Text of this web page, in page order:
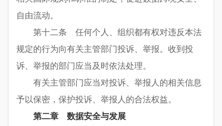
自由流动。
第十二条 任何个人、组织都有权对违反本法
规定的行为向有关主管部门投诉、举报。收到投
诉、举报的部门应当及时依法处理。
有关主管部门应当对投诉、举报人的相关信息
予以保密，保护投诉、举报人的合法权益。
第二章 数据安全与发展